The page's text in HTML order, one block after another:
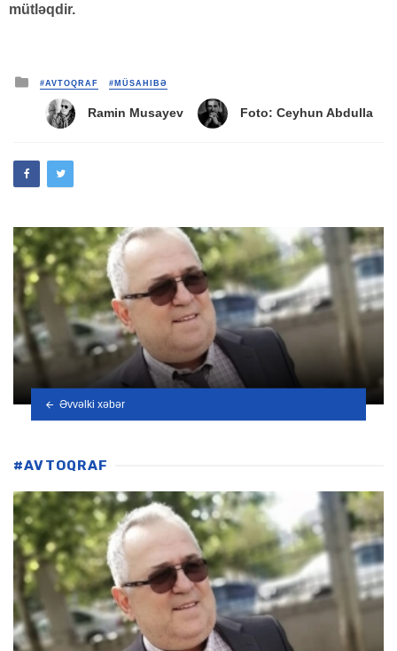
mütləqdir.
Posted
in
#AVTOQRAF #MÜSAHIBƏ
Ramin Musayev Foto: Ceyhun Abdulla
Əvvəlki xəbər
#AVTOQRAF